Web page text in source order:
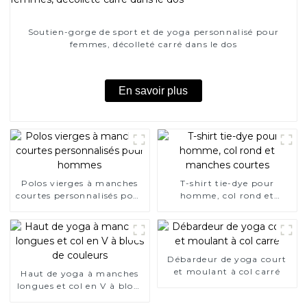
Soutien-gorge de sport et de yoga personnalisé pour
femmes, décolleté carré dans le dos
En savoir plus
Polos vierges à manches
courtes personnalisés pour
T-shirt tie-dye pour
homme, col rond et
Haut de yoga à manches
longues et col en V à blocs
Débardeur de yoga court
et moulant à col carré